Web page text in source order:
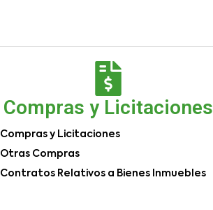
Compras y Licitaciones
Compras y Licitaciones
Otras Compras
Contratos Relativos a Bienes Inmuebles